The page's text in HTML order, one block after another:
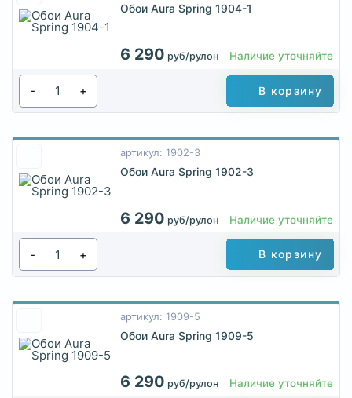
Обои Aura Spring 1904-1
6 290 руб/рулон Наличие уточняйте
- + В корзину
артикул: 1902-3
Обои Aura Spring 1902-3
6 290 руб/рулон Наличие уточняйте
- + В корзину
артикул: 1909-5
Обои Aura Spring 1909-5
6 290 руб/рулон Наличие уточняйте